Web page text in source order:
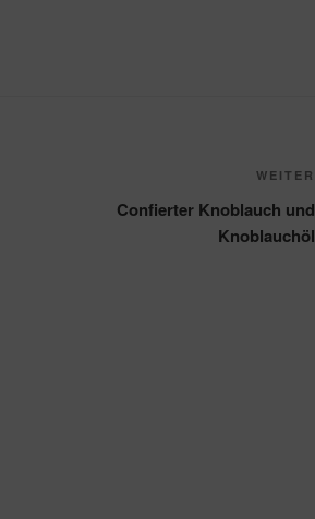
WEITER
Confierter Knoblauch und
Knoblauchöl